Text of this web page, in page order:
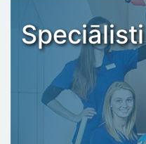
Speciālisti